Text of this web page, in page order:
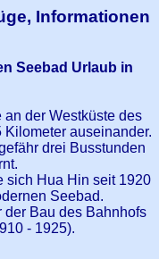
Informationen
Seebad Urlaub in
der Westküste des
auseinander.
drei Busstunden
sich Hua Hin seit 1920
Seebad.
Bau des Bahnhofs
- 1925).